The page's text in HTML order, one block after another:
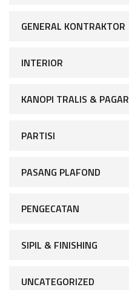
GENERAL KONTRAKTOR
INTERIOR
KANOPI TRALIS & PAGAR
PARTISI
PASANG PLAFOND
PENGECATAN
SIPIL & FINISHING
UNCATEGORIZED